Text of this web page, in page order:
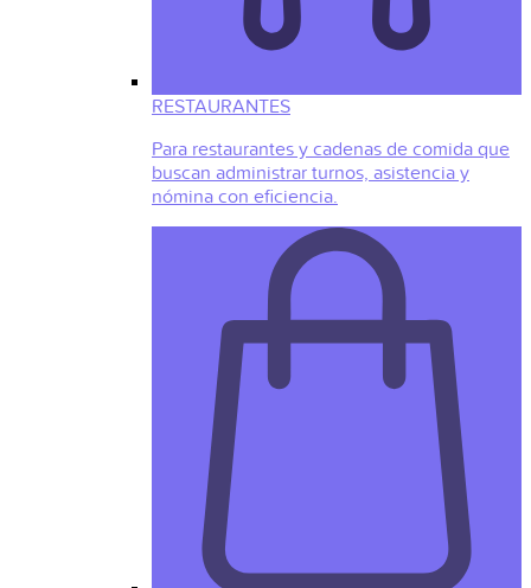
RESTAURANTES
Para restaurantes y cadenas de comida que
buscan administrar turnos, asistencia y
nómina con eficiencia.